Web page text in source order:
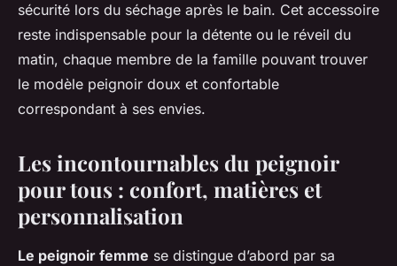
sécurité lors du séchage après le bain. Cet accessoire
reste indispensable pour la détente ou le réveil du
matin, chaque membre de la famille pouvant trouver
le modèle peignoir doux et confortable
correspondant à ses envies.
Les incontournables du peignoir
pour tous : confort, matières et
personnalisation
Le peignoir femme se distingue d’abord par sa